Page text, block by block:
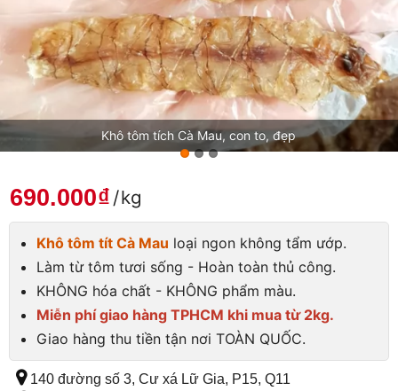
Khô tôm tích Cà Mau, con to, đẹp
690.000₫ /kg
Khô tôm tít Cà Mau loại ngon không tẩm ướp.
Làm từ tôm tươi sống - Hoàn toàn thủ công.
KHÔNG hóa chất - KHÔNG phẩm màu.
Miễn phí giao hàng TPHCM khi mua từ 2kg.
Giao hàng thu tiền tận nơi TOÀN QUỐC.
140 đường số 3, Cư xá Lữ Gia, P15, Q11